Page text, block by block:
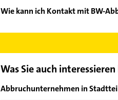
Wie kann ich Kontakt mit BW-
Was Sie auch
Abbruchunternehmen in